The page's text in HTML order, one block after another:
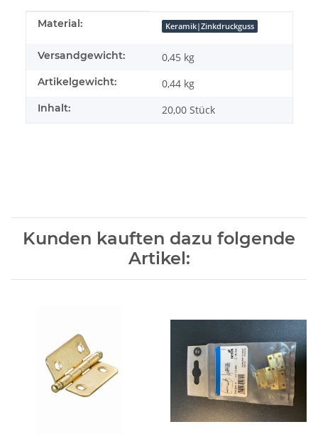
Produkteigenschaft
Wert
Material: Keramik|Zinkdruckguss
Versandgewicht: 0,45 kg
Artikelgewicht: 0,44 kg
Inhalt: 20,00 Stück
Kunden kauften dazu folgende
Artikel: